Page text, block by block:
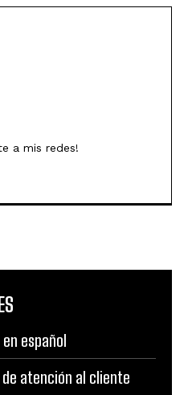
a mis redes!
español
atención al cliente